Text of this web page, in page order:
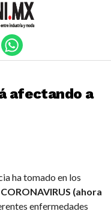
afectando a
ha tomado en los
CORONAVIRUS (ahora
enfermedades
móvil